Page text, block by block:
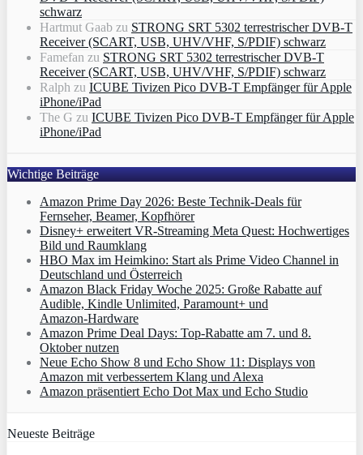
schwarz
Hartmut Gaab zu STRONG SRT 5302 terrestrischer DVB-T
Receiver (SCART, USB, UHV/VHF, S/PDIF) schwarz
Famefan zu STRONG SRT 5302 terrestrischer DVB-T
Receiver (SCART, USB, UHV/VHF, S/PDIF) schwarz
Ralph zu ICUBE Tivizen Pico DVB-T Empfänger für Apple
iPhone/iPad
The G zu ICUBE Tivizen Pico DVB-T Empfänger für Apple
iPhone/iPad
Wichtige Beiträge
Amazon Prime Day 2026: Beste Technik-Deals für
Fernseher, Beamer, Kopfhörer
Disney+ erweitert VR‑Streaming Meta Quest: Hochwertiges
Bild und Raumklang
HBO Max im Heimkino: Start als Prime Video Channel in
Deutschland und Österreich
Amazon Black Friday Woche 2025: Große Rabatte auf
Audible, Kindle Unlimited, Paramount+ und
Amazon‑Hardware
Amazon Prime Deal Days: Top-Rabatte am 7. und 8.
Oktober nutzen
Neue Echo Show 8 und Echo Show 11: Displays von
Amazon mit verbessertem Klang und Alexa
Amazon präsentiert Echo Dot Max und Echo Studio
Neueste Beiträge